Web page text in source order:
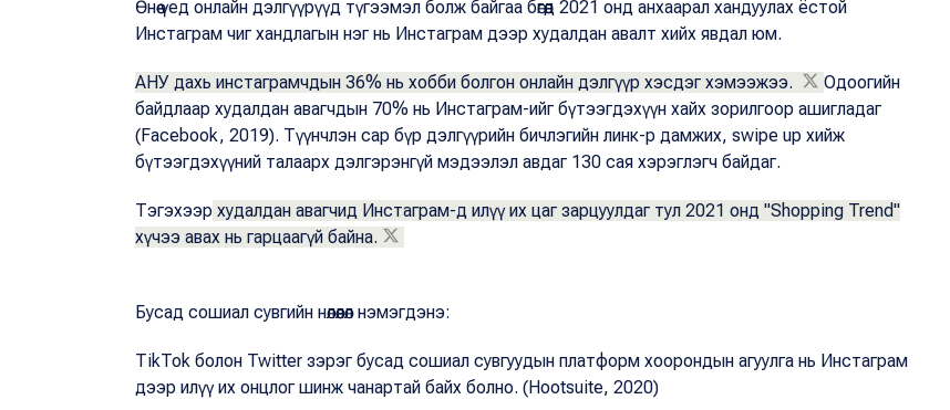
Өнөө үед онлайн дэлгүүрүүд түгээмэл болж байгаа бөгөөд 2021 онд анхаарал хандуулах ёстой
Инстаграм чиг хандлагын нэг нь Инстаграм дээр худалдан авалт хийх явдал юм.
АНУ дахь инстаграмчдын 36% нь хобби болгон онлайн дэлгүүр хэсдэг хэмээжээ.
Одоогийн
байдлаар худалдан авагчдын 70% нь Инстаграм-ийг бүтээгдэхүүн хайх зорилгоор ашигладаг
(Facebook, 2019). Түүнчлэн сар бүр дэлгүүрийн бичлэгийн линк-р дамжих, swipe up хийж
бүтээгдэхүүний талаарх дэлгэрэнгүй мэдээлэл авдаг 130 сая хэрэглэгч байдаг.
Тэгэхээр худалдан авагчид Инстаграм-д илүү их цаг зарцуулдаг тул 2021 онд "Shopping Trend"
хүчээ авах нь гарцаагүй байна.
Бусад сошиал сувгийн нөлөөлөл нэмэгдэнэ:
TikTok болон Twitter зэрэг бусад сошиал сувгуудын платформ хоорондын агуулга нь Инстаграм
дээр илүү их онцлог шинж чанартай байх болно. (Hootsuite, 2020)